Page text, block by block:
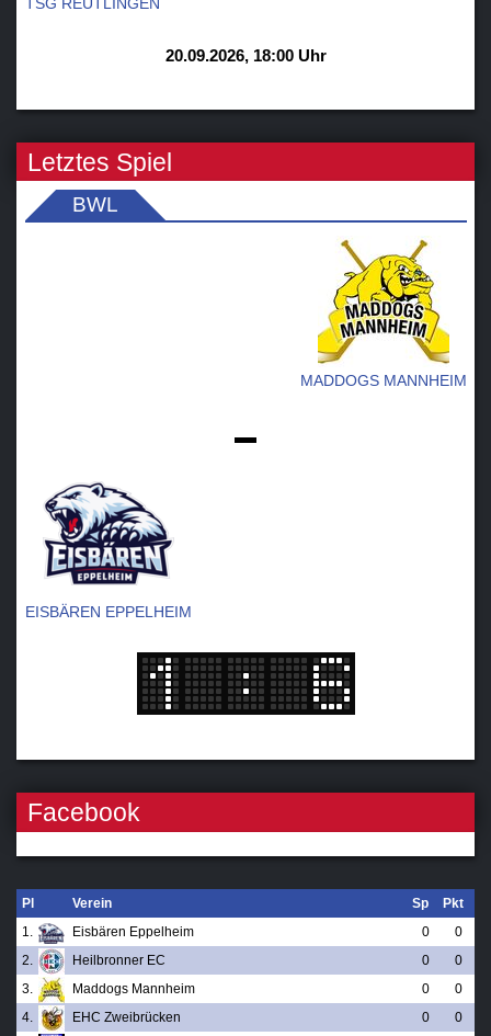
TSG REUTLINGEN
20.09.2026, 18:00 Uhr
Letztes Spiel
BWL
MADDOGS MANNHEIM
-
EISBÄREN EPPELHEIM
Facebook
Pl Verein Sp
Pkt
1.
Eisbären Eppelheim 0
0
2.
Heilbronner EC 0
0
3.
Maddogs Mannheim 0
0
4.
EHC Zweibrücken 0
0